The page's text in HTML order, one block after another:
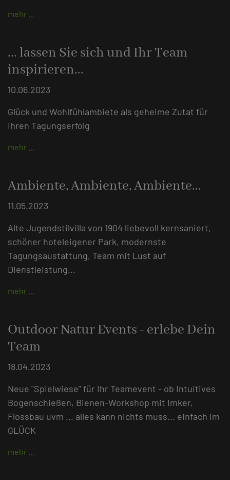
mehr …
... lassen Sie sich und Ihr Team
inspirieren...
10.06.2023
Glück und Wohlfühlambiete als geheime Zutat für
Ihren Tagungserfolg
mehr …
Ambiente, Ambiente, Ambiente...
11.05.2023
Alte Jugendstilvilla von 1904 liebevoll kernsaniert,
schöner hoteleigener Park, modernste
Tagungsaustattung, Team mit Lust auf
Dienstleistung...
mehr …
Outdoor Natur Events - erlebe Dein
Team
18.04.2023
Neue "Spielwiese" für Ihr Teamevent - ob Intuitives
Bogenschießen, Bienen-Workshop mit Imker,
Flossbau uvm ... alles kann nichts muss... einfach im
GLÜCK
mehr …